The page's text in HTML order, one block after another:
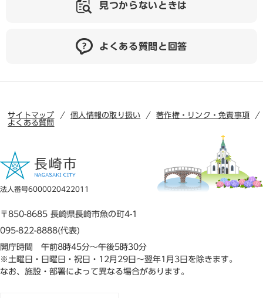
見つからないときは
よくある質問と回答
サイトマップ 個人情報の取り扱い
著作権・リンク・免責事項
よくある質問
法人番号6000020422011
〒850-8685 長崎県長崎市魚の町4-1
095-822-8888(代表)
開庁時間 午前8時45分～午後5時30分
※土曜日・日曜日・祝日・12月29日～翌年1月3日を除きます。
なお、施設・部署によって異なる場合があります。